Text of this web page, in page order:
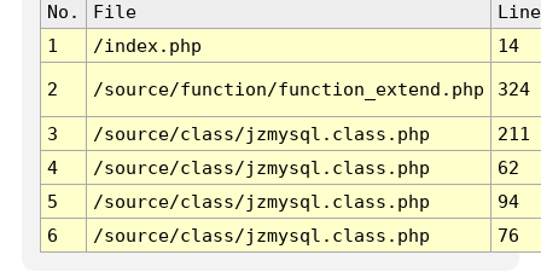
No. File
Line
1
/index.php 14
2 /source/function/function_extend.php 324
3 /source/class/jzmysql.class.php
211
4
/source/class/jzmysql.class.php
62
5
/source/class/jzmysql.class.php
94
6
/source/class/jzmysql.class.php 76